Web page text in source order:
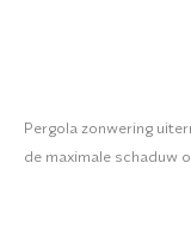
Pergola zonwering
de maximale schaduw